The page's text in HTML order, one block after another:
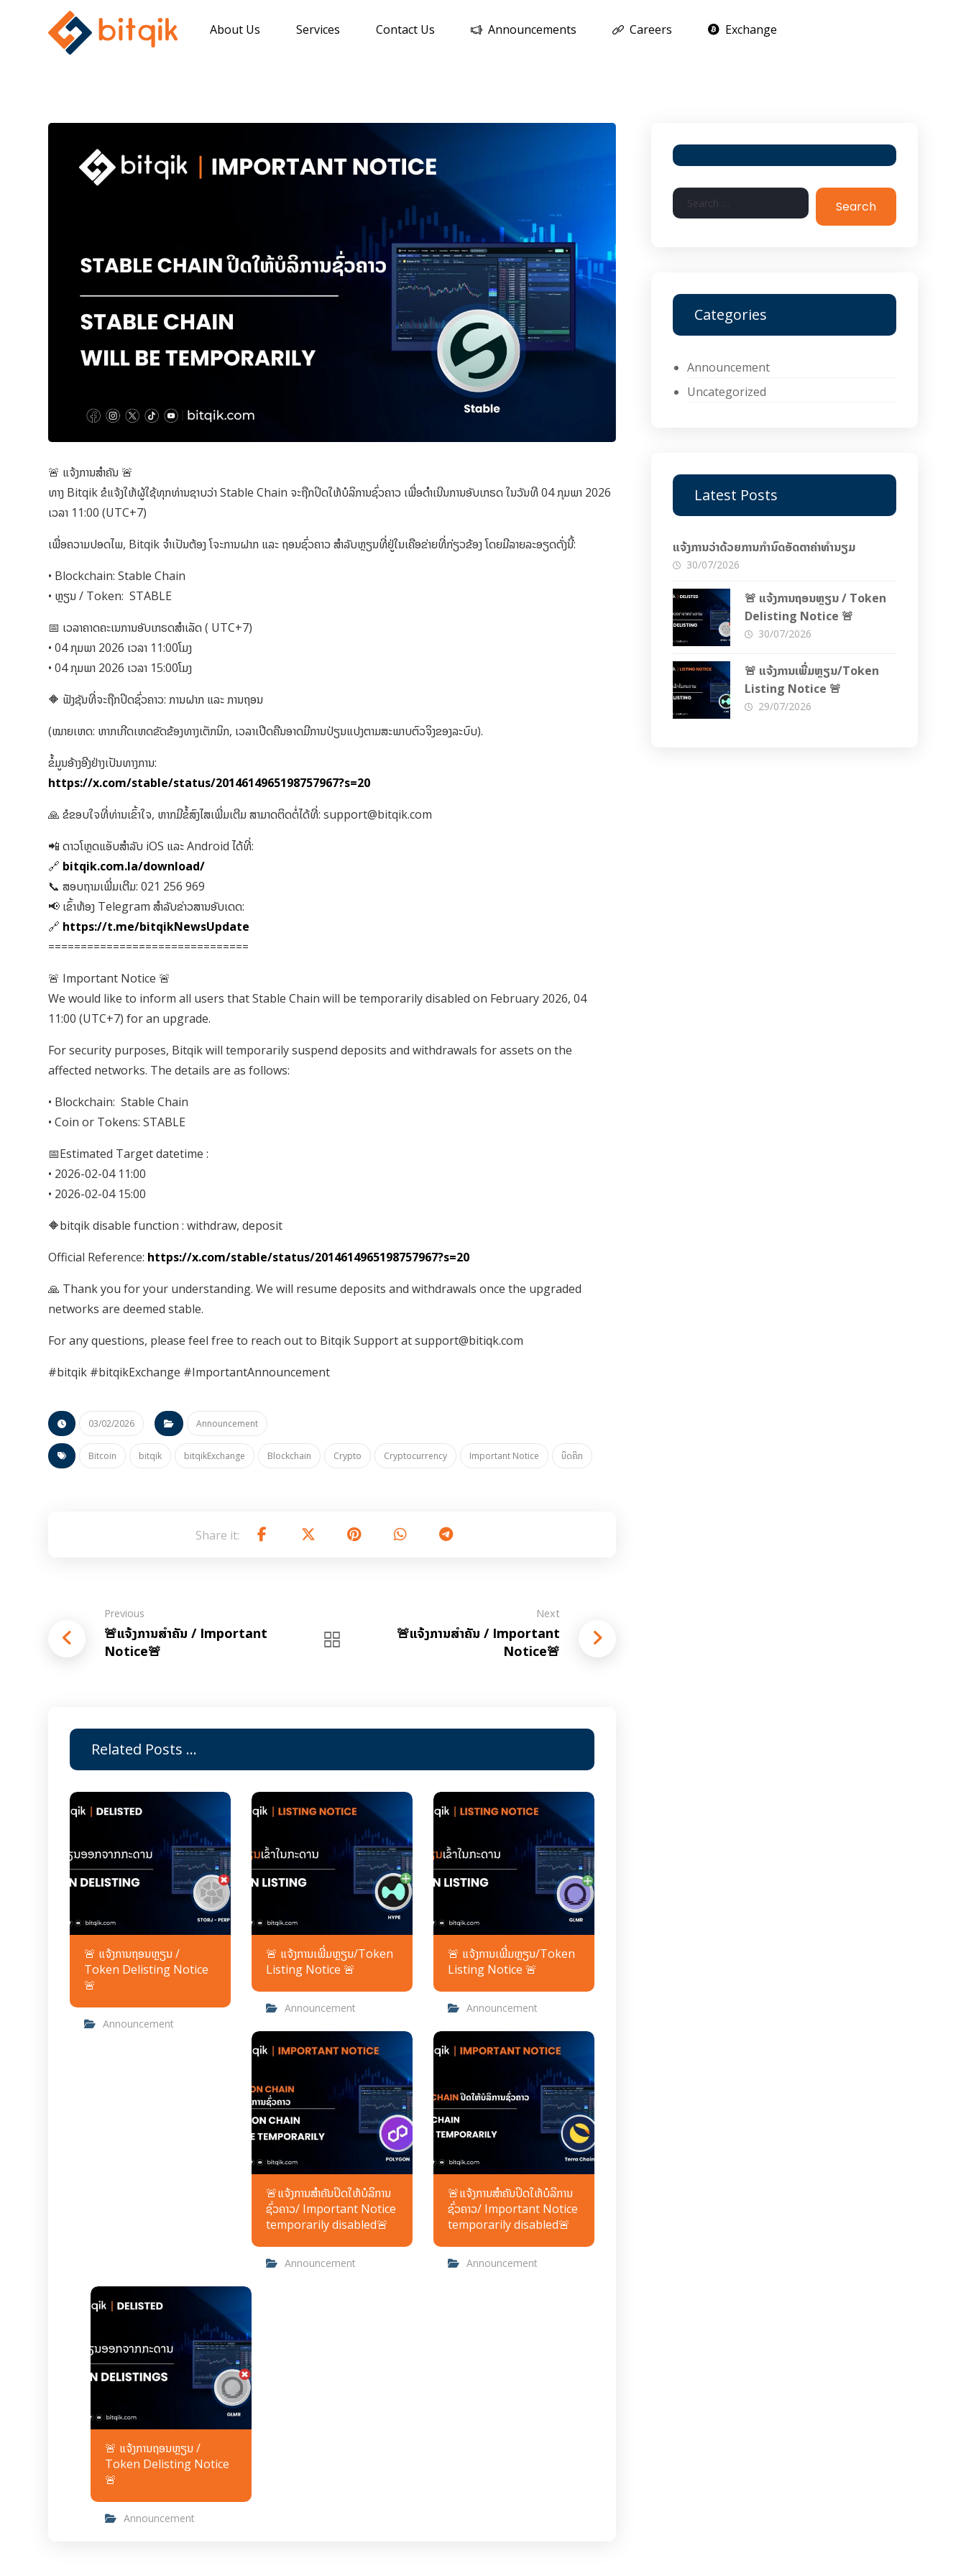
About Us Services Contact Us Announcements Careers Exchange
🚨 ແຈ້ງການສຳຄັນ 🚨
ທາງ Bitqik ຂໍແຈ້ງໃຫ້ຜູ້ໃຊ້ທຸກທ່ານຊາບວ່າ Stable Chain ຈະຖືກປິດໃຫ້ບໍລິການຊົ່ວຄາວ ເພື່ອດຳເນີນການອັບເກຣດ ໃນວັນທີ 04 ກຸມພາ 2026
ເວລາ 11:00 (UTC+7)
ເພື່ອຄວາມປອດໄພ, Bitqik ຈໍາເປັນຕ້ອງ ໂຈະການຝາກ ແລະ ຖອນຊົ່ວຄາວ ສຳລັບຫຼຽນທີ່ຢູ່ໃນເຄືອຂ່າຍທີ່ກ່ຽວຂ້ອງ ໂດຍມີລາຍລະອຽດດັ່ງນີ້:
• Blockchain: Stable Chain
• ຫຼຽນ / Token: STABLE
📅 ເວລາຄາດຄະເນການອັບເກຣດສຳເລັດ ( UTC+7)
• 04 ກຸມພາ 2026 ເວລາ 11:00ໂມງ
• 04 ກຸມພາ 2026 ເວລາ 15:00ໂມງ
🔶 ຟັງຊັນທີ່ຈະຖືກປິດຊົ່ວຄາວ: ການຝາກ ແລະ ການຖອນ
(ໝາຍເຫດ: ຫາກເກີດເຫດຂັດຂ້ອງທາງເຕັກນິກ, ເວລາເປີດຄືນອາດມີການປ່ຽນແປງຕາມສະພາບຕົວຈິງຂອງລະບົບ).
ຂໍ້ມູນອ້າງອີງຢ່າງເປັນທາງການ:
https://x.com/stable/status/2014614965198757967?s=20
🙏 ຂໍຂອບໃຈທີ່ທ່ານເຂົ້າໃຈ, ຫາກມີຂໍ້ສົງໄສເພີ່ມເຕີມ ສາມາດຕິດຕໍ່ໄດ້ທີ່:support@bitqik.com
📲 ດາວໂຫຼດແອັບສໍາລັບ iOS ແລະ Android ໄດ້ທີ່:
🔗 bitqik.com.la/download/
📞 ສອບຖາມເພີ່ມເຕີມ: 021 256 969
📢 ເຂົ້າຫ້ອງ Telegram ສໍາລັບຂ່າວສານອັບເດດ:
🔗 https://t.me/bitqikNewsUpdate
===============================
🚨 Important Notice 🚨
We would like to inform all users that Stable Chain will be temporarily disabled on February 2026, 04
11:00 (UTC+7) for an upgrade.
For security purposes, Bitqik will temporarily suspend deposits and withdrawals for assets on the
affected networks. The details are as follows:
• Blockchain: Stable Chain
• Coin or Tokens: STABLE
📅Estimated Target datetime :
• 2026-02-04 11:00
• 2026-02-04 15:00
🔶bitqik disable function : withdraw, deposit
Official Reference: https://x.com/stable/status/2014614965198757967?s=20
🙏 Thank you for your understanding. We will resume deposits and withdrawals once the upgraded
networks are deemed stable.
For any questions, please feel free to reach out to Bitqik Support atsupport@bitiqk.com
#bitqik #bitqikExchange #ImportantAnnouncement
03/02/2026 Announcement
Bitcoin bitqik bitqikExchange Blockchain Crypto Cryptocurrency Important Notice ບິດຄິກ
Previous
🚨ແຈ້ງການສຳຄັນ / Important
Notice🚨
Next
🚨ແຈ້ງການສຳຄັນ / Important
Notice🚨
Related Posts ...
🚨 ແຈ້ງການຖອນຫຼຽນ /
Token Delisting Notice
🚨
Announcement
🚨 ແຈ້ງການເພີ່ມຫຼຽນ/Token
Listing Notice 🚨
Announcement
🚨 ແຈ້ງການເພີ່ມຫຼຽນ/Token
Listing Notice 🚨
Announcement
🚨ແຈ້ງການສຳຄັນປິດໃຫ້ບໍລິການ
ຊົ່ວຄາວ/ Important Notice
temporarily disabled🚨
Announcement
🚨ແຈ້ງການສຳຄັນປິດໃຫ້ບໍລິການ
ຊົ່ວຄາວ/ Important Notice
temporarily disabled🚨
Announcement
🚨 ແຈ້ງການຖອນຫຼຽນ /
Token Delisting Notice
🚨
Announcement
Search
Categories
Announcement
Uncategorized
Latest Posts
ແຈ້ງການວ່າດ້ວຍການກຳນົດອັດຕາຄ່າທຳນຽມ
30/07/2026
🚨 ແຈ້ງການຖອນຫຼຽນ / Token
Delisting Notice 🚨
30/07/2026
🚨 ແຈ້ງການເພີ່ມຫຼຽນ/Token
Listing Notice 🚨
29/07/2026